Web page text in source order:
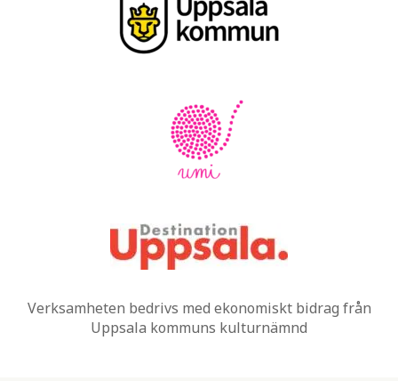
Verksamheten bedrivs med ekonomiskt bidrag från
Uppsala kommuns kulturnämnd